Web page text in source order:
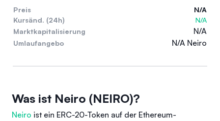
Preis
N/A
Kursänd. (24h)
N/A
Marktkapitalisierung
N/A
Umlaufangebo N/A Neiro
Was ist Neiro (NEIRO)?
Neiro ist ein ERC-20-Token auf der Ethereum-